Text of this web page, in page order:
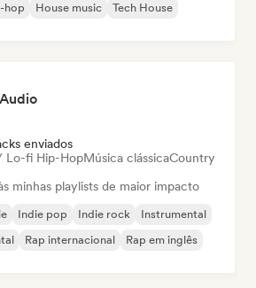
hop House music Tech House
enviados
Lo-fi Hip-HopMúsica clássicaCountry
minhas playlists de maior impacto
Indie pop Indie rock
Instrumental
Rap internacional Rap em inglês